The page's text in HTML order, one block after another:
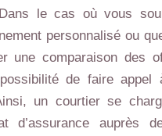
le cas où vous
personnalisé ou
une comparaison des
de faire appel
un courtier se
d’assurance auprès